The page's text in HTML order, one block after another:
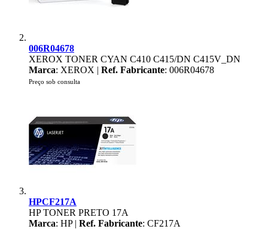
006R04678
XEROX TONER CYAN C410 C415/DN C415V_DN
Marca: XEROX | Ref. Fabricante: 006R04678
Preço sob consulta
HPCF217A
HP TONER PRETO 17A
Marca: HP | Ref. Fabricante: CF217A